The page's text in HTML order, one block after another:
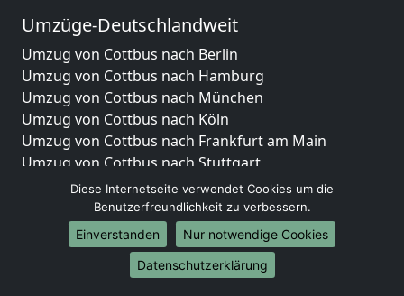
Umzüge-Deutschlandweit
Umzug von Cottbus nach Berlin
Umzug von Cottbus nach Hamburg
Umzug von Cottbus nach München
Umzug von Cottbus nach Köln
Umzug von Cottbus nach Frankfurt am Main
Umzug von Cottbus nach Stuttgart
Umzug von Cottbus nach Düsseldorf
Umzug von Cottbus nach Leipzig
Umzug von Cottbus nach Dortmund
Umzug von Cottbus nach Essen
Umzug von Cottbus nach Bremen
Diese Internetseite verwendet Cookies um die
Benutzerfreundlichkeit zu verbessern.
Einverstanden
Nur notwendige Cookies
Datenschutzerklärung